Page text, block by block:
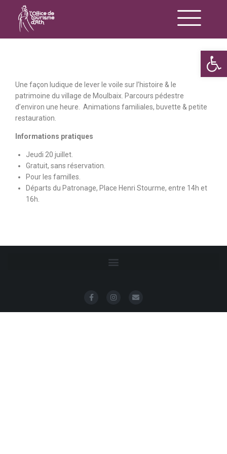
Une façon ludique de lever le voile sur l’histoire & le
patrimoine du village de Moulbaix. Parcours pédestre
d’environ une heure. Animations familiales, buvette & petite
restauration.
Informations pratiques
Jeudi 20 juillet.
Gratuit, sans réservation.
Pour les familles.
Départs du Patronage, Place Henri Stourme, entre 14h et
16h.